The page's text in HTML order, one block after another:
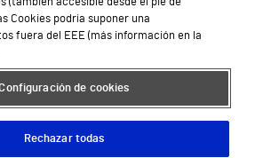
Atención al Cliente
seguridad y salud en el trabajo
Conoce a Supervita
Cookies podría suponer una
fuera del EEE (más información en la
de cookies
Rechazar todas